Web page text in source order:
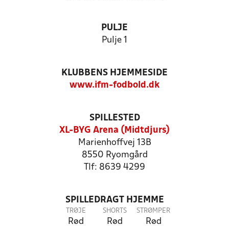
PULJE
Pulje 1
KLUBBENS HJEMMESIDE
www.ifm-fodbold.dk
SPILLESTED
XL-BYG Arena (Midtdjurs)
Marienhoffvej 13B
8550 Ryomgård
Tlf: 8639 4299
SPILLEDRAGT HJEMME
TRØJE
Rød
SHORTS
Rød
STRØMPER
Rød